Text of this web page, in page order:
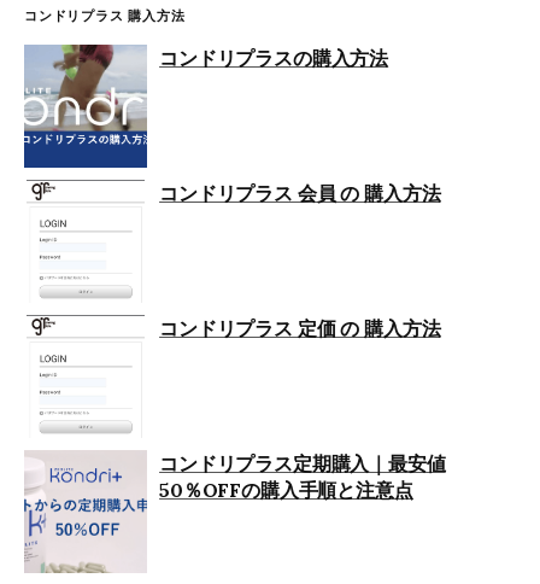
コンドリプラス 購入方法
コンドリプラスの購入方法
コンドリプラス 会員 の 購入方法
コンドリプラス 定価 の 購入方法
コンドリプラス定期購入｜最安値
50％OFFの購入手順と注意点